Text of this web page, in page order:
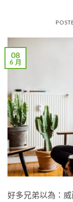
08
6 月
好多兄弟以為：